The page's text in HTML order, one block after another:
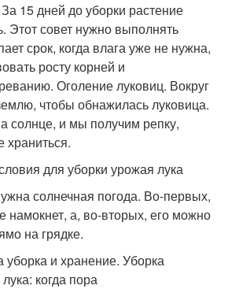
15 дней до уборки растение
Этот совет нужно выполнять
срок, когда влага уже не нужна,
росту корней и
Оголение луковиц. Вокруг
чтобы обнажилась луковица.
солнце, и мы получим репку,
храниться.
для уборки урожая лука
солнечная погода. Во-первых,
намокнет, а, во-вторых, его можно
на грядке.